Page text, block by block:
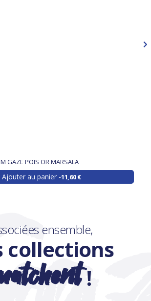
ensemble,
collections
!
GAZE POIS OR MARSALA
Ajouter au panier 11,60 €